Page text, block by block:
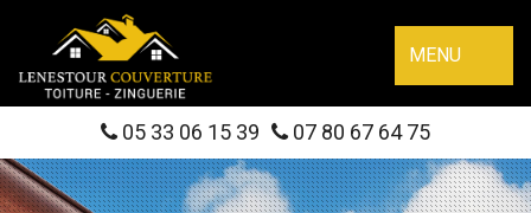
MENU
05 33 06 15 39 07 80 67 64 75